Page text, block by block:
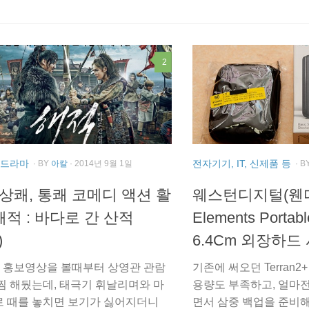
2
라마 · BY 아칼 · 2014년 9월 1일
쾌, 통쾌 코메디 액션 활
적 : 바다로 간 산적
홍보영상을 볼때부터 상영관 관람
해뒀는데, 태극기 휘날리며와 마
때를 놓치면 보기가 싫어지더니
전자기기, IT, 신제품 등 ·
웨스턴디지털(웬
Elements
6.4Cm 외장하드
기존에 써오던
용량도 부족하고, 얼마
면서 삼중 백업을 준비